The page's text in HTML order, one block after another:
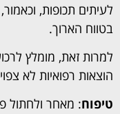
לעיתים תכופות,
בטווח הארוך.
למרות זאת, מומלץ
הוצאות רפואיות לא
טיפוח: מאחר ולחתול